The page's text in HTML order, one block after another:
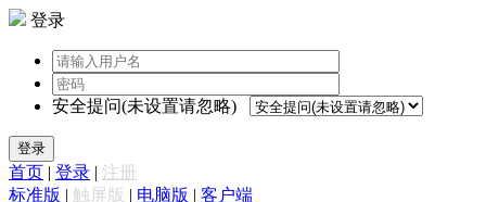
登录
安全提问(未设置请忽略)
登录
首页 | 登录 | 注册
标准版 | 触屏版 | 电脑版 | 客户端